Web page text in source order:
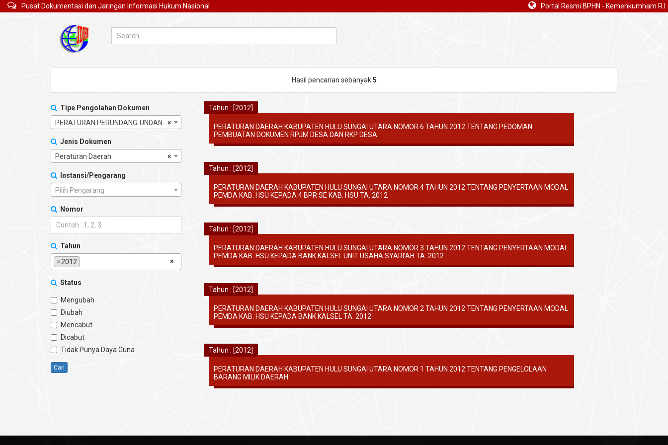
Pusat Dokumentasi dan Jaringan Informasi Hukum Nasional Portal Resmi BPHN - Kemenkumham R.I
Hasil pencarian sebanyak5
Tipe Pengolahan Dokumen
×
PERATURAN PERUNDANG-UNDANGAN
Jenis Dokumen
×
Peraturan Daerah
Instansi/Pengarang
Pilih Pengarang
Nomor
Tahun
×
×2012
Status
Mengubah
Diubah
Mencabut
Dicabut
Tidak Punya Daya Guna
Cari
Tahun : [2012]
PERATURAN DAERAH KABUPATEN HULU SUNGAI UTARA NOMOR 6 TAHUN 2012 TENTANG PEDOMAN
PEMBUATAN DOKUMEN RPJM DESA DAN RKP DESA
Tahun : [2012]
PERATURAN DAERAH KABUPATEN HULU SUNGAI UTARA NOMOR 4 TAHUN 2012 TENTANG PENYERTAAN MODAL
PEMDA KAB. HSU KEPADA 4 BPR SE KAB. HSU TA. 2012
Tahun : [2012]
PERATURAN DAERAH KABUPATEN HULU SUNGAI UTARA NOMOR 3 TAHUN 2012 TENTANG PENYERTAAN MODAL
PEMDA KAB. HSU KEPADA BANK KALSEL UNIT USAHA SYARI’AH TA. 2012
Tahun : [2012]
PERATURAN DAERAH KABUPATEN HULU SUNGAI UTARA NOMOR 2 TAHUN 2012 TENTANG PENYERTAAN MODAL
PEMDA KAB. HSU KEPADA BANK KALSEL TA. 2012
Tahun : [2012]
PERATURAN DAERAH KABUPATEN HULU SUNGAI UTARA NOMOR 1 TAHUN 2012 TENTANG PENGELOLAAN
BARANG MILIK DAERAH